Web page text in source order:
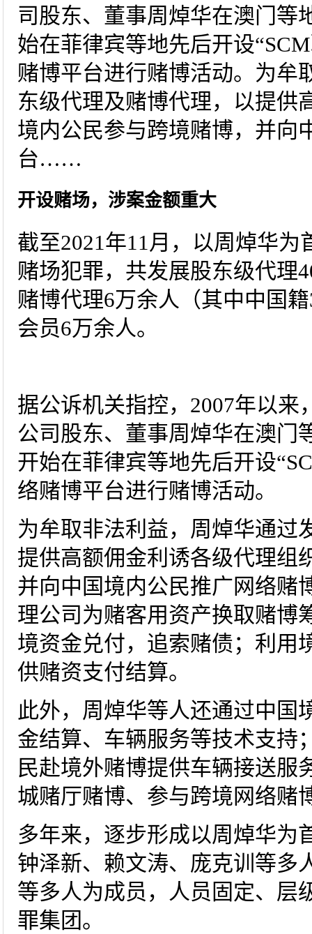
司股东、董事周焯华在澳门等
始在菲律宾等地先后开设
赌博平台进行赌博活动。为牟
东级代理及赌博代理，以提供
境内公民参与跨境赌博，并向
台……
开设赌场，涉案金额重大
截至2021年11月，以周焯华
赌场犯罪，共发展股东级代理
赌博代理6万余人（其中中国
会员6万余人。
据公诉机关指控，2007年以
公司股东、董事周焯华在澳门
开始在菲律宾等地先后开设
络赌博平台进行赌博活动。
为牟取非法利益，周焯华通过
提供高额佣金利诱各级代理组
并向中国境内公民推广网络赌
理公司为赌客用资产换取赌博
境资金兑付，追索赌债；利用
供赌资支付结算。
此外，周焯华等人还通过中国
金结算、车辆服务等技术支持
民赴境外赌博提供车辆接送服
城赌厅赌博、参与跨境网络赌
多年来，逐步形成以周焯华为
钟泽新、赖文涛、庞克训等多
等多人为成员，人员固定、层
罪集团。